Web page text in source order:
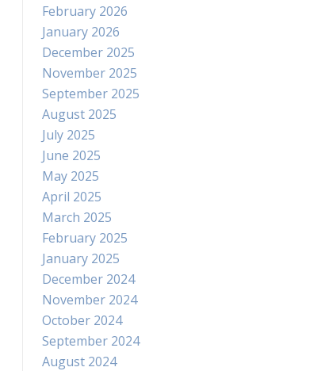
February 2026
January 2026
December 2025
November 2025
September 2025
August 2025
July 2025
June 2025
May 2025
April 2025
March 2025
February 2025
January 2025
December 2024
November 2024
October 2024
September 2024
August 2024